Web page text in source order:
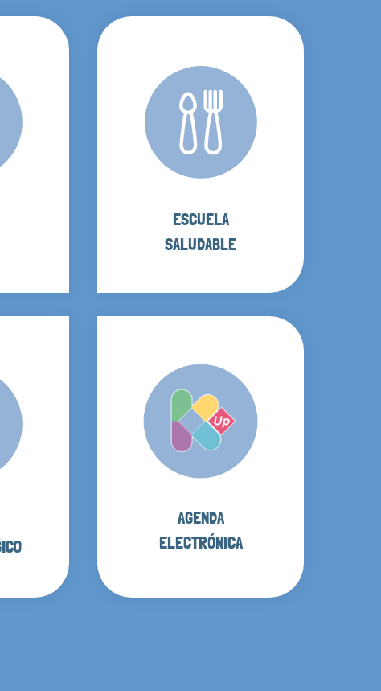
ESCUELA
SALUDABLE
AGENDA
ELECTRÓNICA